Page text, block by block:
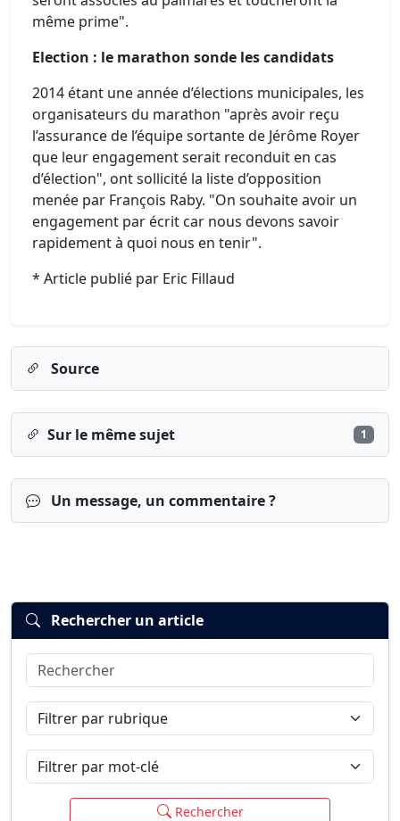
même prime".
Election : le marathon sonde les candidats
2014 étant une année d’élections municipales, les
organisateurs du marathon "après avoir reçu
l’assurance de l’équipe sortante de Jérôme Royer
que leur engagement serait reconduit en cas
d’élection", ont sollicité la liste d’opposition
menée par François Raby. "On souhaite avoir un
engagement par écrit car nous devons savoir
rapidement à quoi nous en tenir".
* Article publié par Eric Fillaud
Source
Sur le même sujet 1
Un message, un commentaire ?
Connexion
Rechercher un article
Rechercher
Filtrer par rubrique
Filtrer par mot-clé
Rechercher